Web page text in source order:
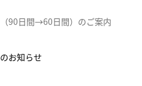
90日間→60日間）のご案内
お知らせ